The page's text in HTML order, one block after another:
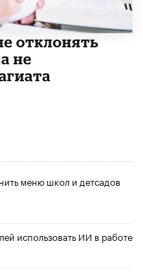
отклонять
не
меню школ и детсадов
использовать ИИ в работе